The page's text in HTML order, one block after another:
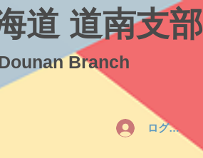
道 道南支部
Branch
ログイン